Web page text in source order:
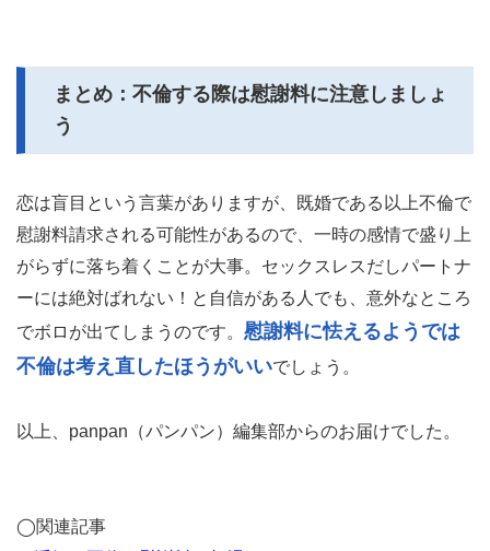
まとめ：不倫する際は慰謝料に注意しましょ
う
恋は盲目という言葉がありますが、既婚である以上不倫で
慰謝料請求される可能性があるので、一時の感情で盛り上
がらずに落ち着くことが大事。セックスレスだしパートナ
ーには絶対ばれない！と自信がある人でも、意外なところ
でボロが出てしまうのです。 慰謝料に怯えるようでは
不倫は考え直したほうがいいでしょう。
以上、panpan（パンパン）編集部からのお届けでした。
◯関連記事